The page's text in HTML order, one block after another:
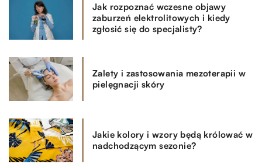
Jak rozpoznać wczesne objawy
zaburzeń elektrolitowych i kiedy
zgłosić się do specjalisty?
Zalety i zastosowania mezoterapii w
pielęgnacji skóry
Jakie kolory i wzory będą królować w
nadchodzącym sezonie?